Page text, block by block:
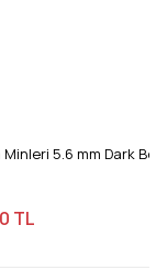
5.6 mm Dark
TL